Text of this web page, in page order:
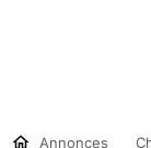
Annonces